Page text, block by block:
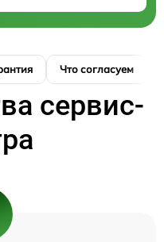
Что согласуем
сервис-